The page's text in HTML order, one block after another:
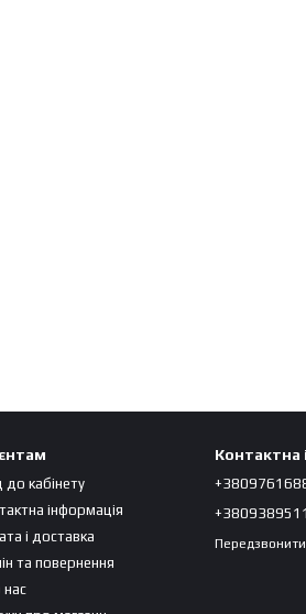
до кабінету
інформація
і доставка
та повернення
Контактна